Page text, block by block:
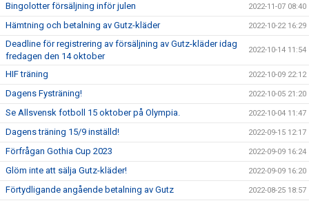
Bingolotter försäljning inför julen 2022-11-07 08:40
Hämtning och betalning av Gutz-kläder 2022-10-22 16:29
Deadline för registrering av försäljning av Gutz-kläder idag
fredagen den 14 oktober
2022-10-14 11:54
HIF träning 2022-10-09 22:12
Dagens Fysträning! 2022-10-05 21:20
Se Allsvensk fotboll 15 oktober på Olympia. 2022-10-04 11:47
Dagens träning 15/9 inställd! 2022-09-15 12:17
Förfrågan Gothia Cup 2023 2022-09-09 16:24
Glöm inte att sälja Gutz-kläder! 2022-09-09 16:20
Förtydligande angående betalning av Gutz 2022-08-25 18:57